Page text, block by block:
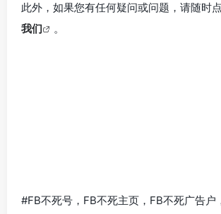
此外，如果您有任何疑问或问题，请随时
我们
。
#FB不死号，FB不死主页，FB不死广告户